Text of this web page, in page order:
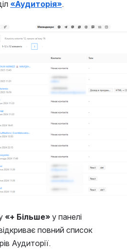
«Аудиторія».
«+ Більше» у панелі
повний список
Аудиторії.